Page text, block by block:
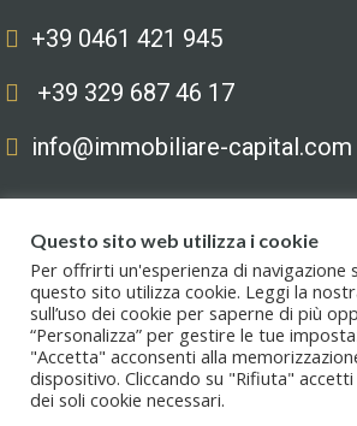
+39 0461 421 945
+39 329 687 46 17
info@immobiliare-capital.com
Copyright © 2020. All Rights Reserved. Capital
immagini hanno valore puramente illustrativo. I
possono essere soggetti a
Questo sito web utilizza i cookie
Per offrirti un'esperienza di navigazione
questo sito utilizza cookie. Leggi la
sull’uso dei cookie per saperne di più
“Personalizza” per gestire le tue
"Accetta" acconsenti alla
dispositivo. Cliccando su "Rifiuta"
dei soli cookie necessari.